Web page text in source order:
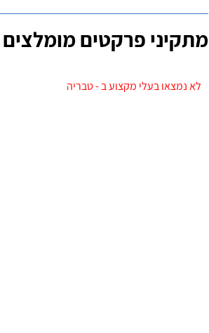
מתקיני פרקטים מומלצים
לא נמצאו בעלי מקצוע ב - טבריה